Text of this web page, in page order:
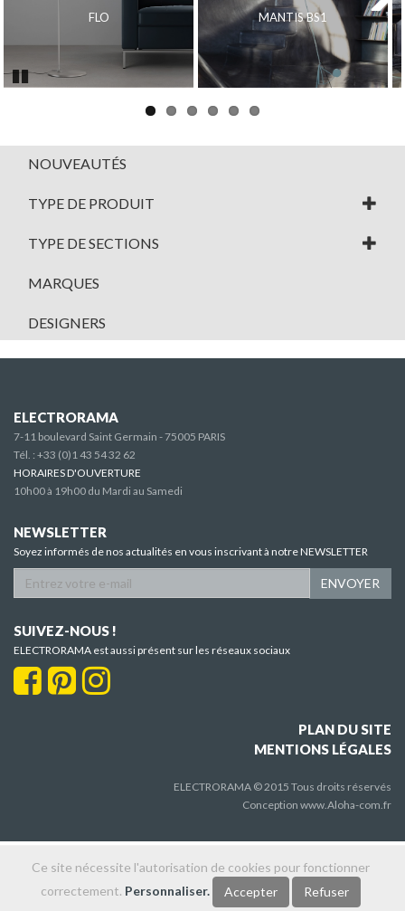
FLO MANTIS BS1
Next
NOUVEAUTÉS
TYPE DE PRODUIT
TYPE DE SECTIONS
MARQUES
DESIGNERS
ELECTRORAMA
7-11 boulevard Saint Germain - 75005 PARIS
Tél. : +33 (0)1 43 54 32 62
HORAIRES D'OUVERTURE
10h00 à 19h00 du Mardi au Samedi
NEWSLETTER
Soyez informés de nos actualités en vous inscrivant à notre NEWSLETTER
ENVOYER
SUIVEZ-NOUS !
ELECTRORAMA est aussi présent sur les réseaux sociaux
PLAN DU SITE
MENTIONS LÉGALES
ELECTRORAMA © 2015 Tous droits réservés
Conception www.Aloha-com.fr
Ce site nécessite l'autorisation de cookies pour fonctionner
correctement. Personnaliser. Accepter Refuser